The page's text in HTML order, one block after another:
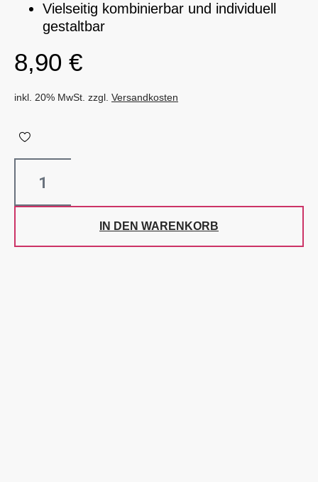
Vielseitig kombinierbar und individuell
gestaltbar
8,90 €
inkl. 20% MwSt. zzgl. Versandkosten
IN DEN WARENKORB